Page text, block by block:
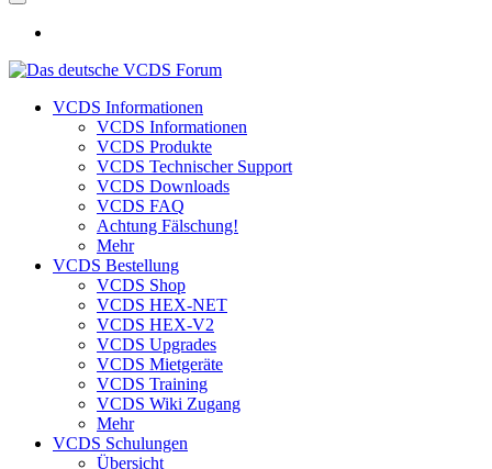
VCDS Informationen
VCDS Informationen
VCDS Produkte
VCDS Technischer Support
VCDS Downloads
VCDS FAQ
Achtung Fälschung!
Mehr
VCDS Bestellung
VCDS Shop
VCDS HEX-NET
VCDS HEX-V2
VCDS Upgrades
VCDS Mietgeräte
VCDS Training
VCDS Wiki Zugang
Mehr
VCDS Schulungen
Übersicht